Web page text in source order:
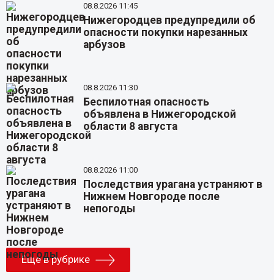
08.8.2026 11:45
Нижегородцев предупредили об
опасности покупки нарезанных
арбузов
08.8.2026 11:30
Беспилотная опасность
объявлена в Нижегородской
области 8 августа
08.8.2026 11:00
Последствия урагана устраняют в
Нижнем Новгороде после
непогоды
Еще в рубрике